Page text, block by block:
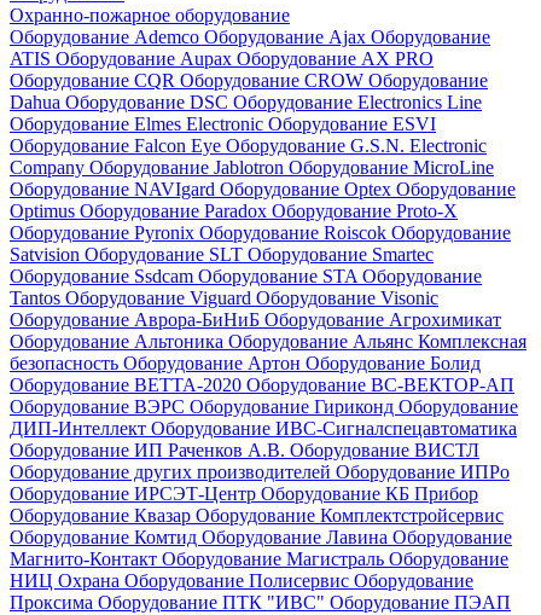
Охранно-пожарное оборудование
Оборудование Ademco Оборудование Ajax Оборудование
ATIS Оборудование Aupax Оборудование AX PRO
Оборудование CQR Оборудование CROW Оборудование
Dahua Оборудование DSC Оборудование Electronics Line
Оборудование Elmes Electronic Оборудование ESVI
Оборудование Falcon Eye Оборудование G.S.N. Electronic
Company Оборудование Jablotron Оборудование MicroLine
Оборудование NAVIgard Оборудование Optex Оборудование
Optimus Оборудование Paradox Оборудование Proto-X
Оборудование Pyronix Оборудование Roiscok Оборудование
Satvision Оборудование SLT Оборудование Smartec
Оборудование Ssdcam Оборудование STA Оборудование
Tantos Оборудование Viguard Оборудование Visonic
Оборудование Аврора-БиНиБ Оборудование Агрохимикат
Оборудование Альтоника Оборудование Альянс Комплексная
безопасность Оборудование Артон Оборудование Болид
Оборудование ВЕТТА-2020 Оборудование ВС-ВЕКТОР-АП
Оборудование ВЭРС Оборудование Гириконд Оборудование
ДИП-Интеллект Оборудование ИВС-Сигналспецавтоматика
Оборудование ИП Раченков А.В. Оборудование ВИСТЛ
Оборудование других производителей Оборудование ИПРо
Оборудование ИРСЭТ-Центр Оборудование КБ Прибор
Оборудование Квазар Оборудование Комплектстройсервис
Оборудование Комтид Оборудование Лавина Оборудование
Магнито-Контакт Оборудование Магистраль Оборудование
НИЦ Охрана Оборудование Полисервис Оборудование
Проксима Оборудование ПТК "ИВС" Оборудование ПЭАП